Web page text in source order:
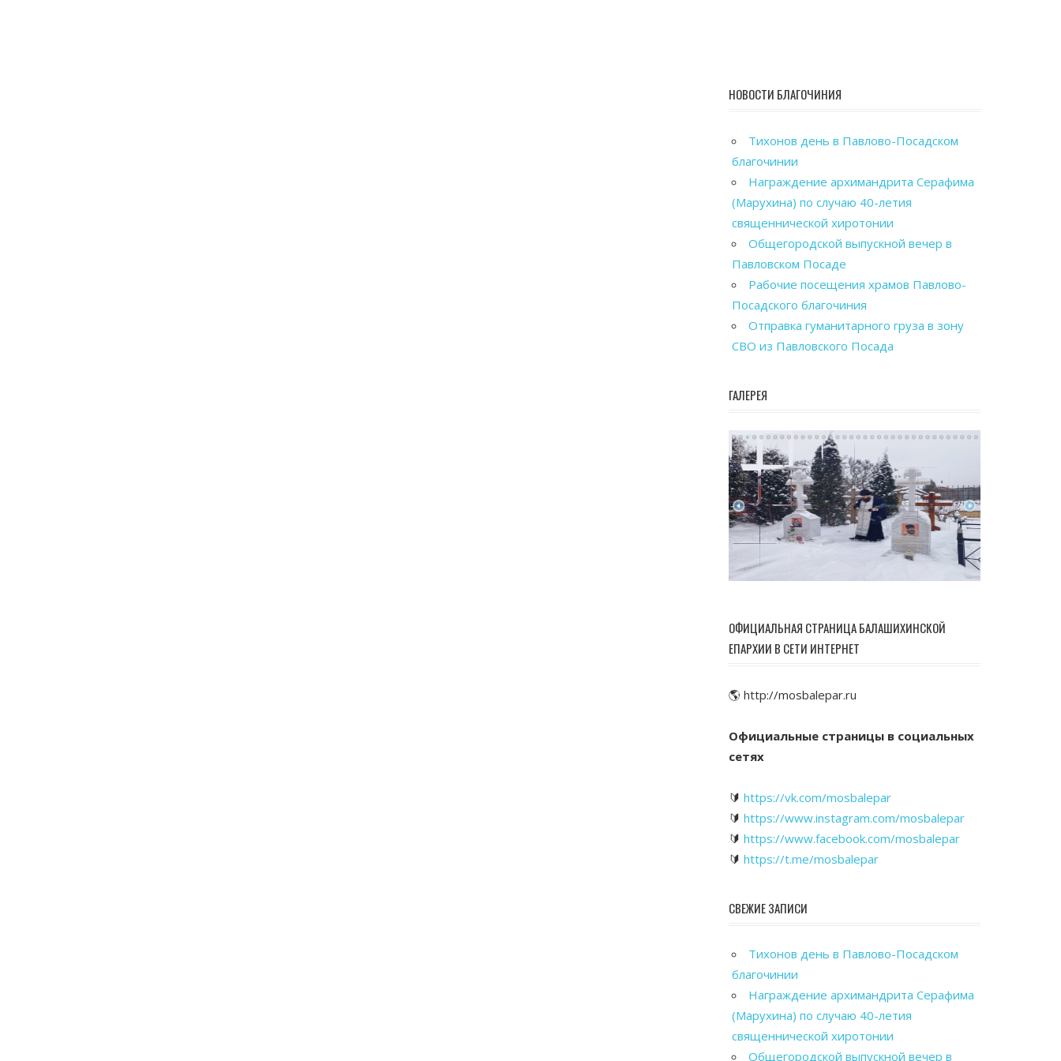
НОВОСТИ БЛАГОЧИНИЯ
Тихонов день в Павлово-Посадском
благочинии
Награждение архимандрита Серафима
(Марухина) по случаю 40-летия
священнической хиротонии
Общегородской выпускной вечер в
Павловском Посаде
Рабочие посещения храмов Павлово-
Посадского благочиния
Отправка гуманитарного груза в зону
СВО из Павловского Посада
ГАЛЕРЕЯ
ОФИЦИАЛЬНАЯ СТРАНИЦА БАЛАШИХИНСКОЙ
ЕПАРХИИ В СЕТИ ИНТЕРНЕТ
🌎 http://mosbalepar.ru
Официальные страницы в социальных
сетях
🔰 https://vk.com/mosbalepar
🔰 https://www.instagram.com/mosbalepar
🔰 https://www.facebook.com/mosbalepar
🔰 https://t.me/mosbalepar
СВЕЖИЕ ЗАПИСИ
Тихонов день в Павлово-Посадском
благочинии
Награждение архимандрита Серафима
(Марухина) по случаю 40-летия
священнической хиротонии
Общегородской выпускной вечер в